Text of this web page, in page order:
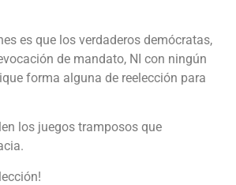
es que los verdaderos demócratas,
de mandato, NI con ningún
forma alguna de reelección para
los juegos tramposos que